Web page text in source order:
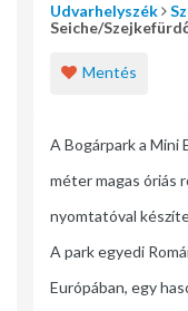
Udvarhelyszék
Seiche/
Mentés
A Bogárpark a Mini
méter magas óriás
nyomtatóval
A park egyedi
Európában, egy